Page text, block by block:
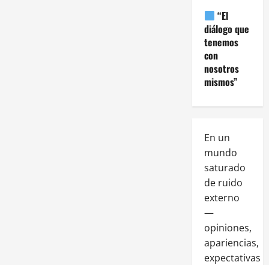
“El
diálogo que
tenemos
con
nosotros
mismos”
En un
mundo
saturado
de ruido
externo
—
opiniones,
apariencias,
expectativas